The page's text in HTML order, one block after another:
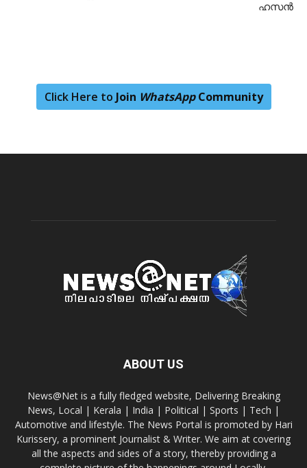
ഹസന്‍
Click Here to Join WhatsAppCommunity
ABOUT US
News@Net is a fully fledged website, Delivering Breaking
News, Local | Kerala | India | Political | Sports | Tech |
Automotive and lifestyle. The News Portal is promoted by Hari
Kurissery, a prominent Journalist & Writer. We aim at covering
all the aspects and sides of a story, thereby providing a